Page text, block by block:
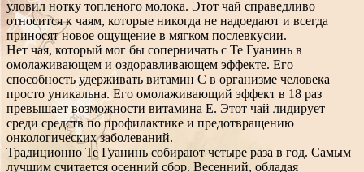
уловил нотку топленого молока. Этот чай справедливо
относится к чаям, которые никогда не надоедают и всегда
приносят новое ощущение в мягком послевкусии.
Нет чая, который мог бы соперничать с Те Гуанинь в
омолаживающем и оздоравливающем эффекте. Его
способность удерживать витамин С в организме человека
просто уникальна. Его омолаживающий эффект в 18 раз
превышает возможности витамина Е. Этот чай лидирует
среди средств по профилактике и предотвращению
онкологических заболеваний.
Традиционно Те Гуанинь собирают четыре раза в год. Самым
лучшим считается осенний сбор. Весенний, обладая